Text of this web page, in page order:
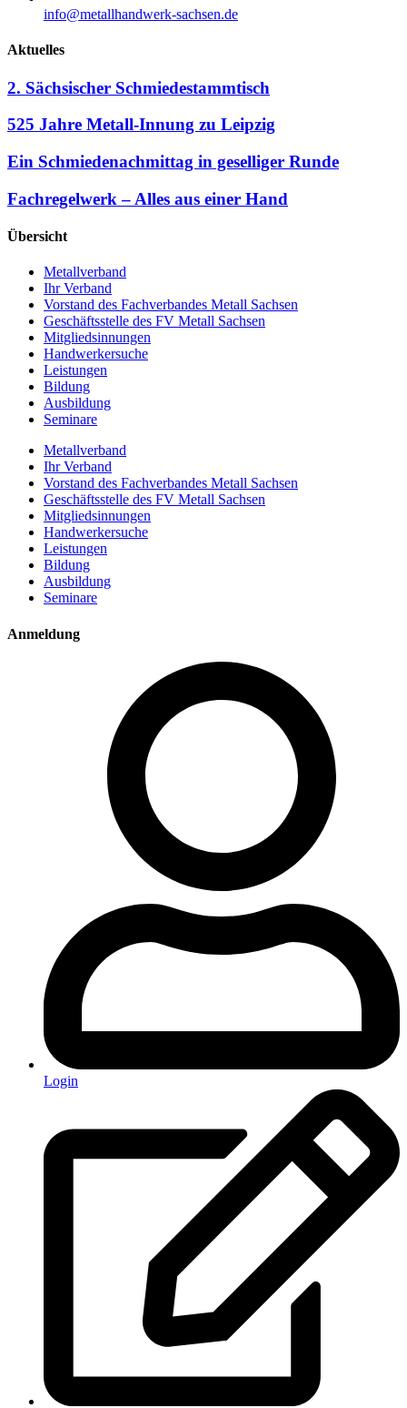
info@metallhandwerk-sachsen.de
Aktuelles
2. Sächsischer Schmiedestammtisch
525 Jahre Metall-Innung zu Leipzig
Ein Schmiedenachmittag in geselliger Runde
Fachregelwerk – Alles aus einer Hand
Übersicht
Metallverband
Ihr Verband
Vorstand des Fachverbandes Metall Sachsen
Geschäftsstelle des FV Metall Sachsen
Mitgliedsinnungen
Handwerkersuche
Leistungen
Bildung
Ausbildung
Seminare
Metallverband
Ihr Verband
Vorstand des Fachverbandes Metall Sachsen
Geschäftsstelle des FV Metall Sachsen
Mitgliedsinnungen
Handwerkersuche
Leistungen
Bildung
Ausbildung
Seminare
Anmeldung
Login